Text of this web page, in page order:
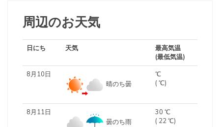
周辺のお天気
日にち 天気
最高気温
(最低気温)
8月10日
晴のち曇
℃
( ℃)
8月11日
曇のち雨
30 ℃
( 22 ℃)